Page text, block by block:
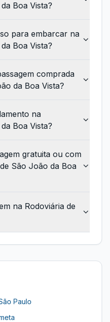
Boa Vista?
para embarcar na
Boa Vista?
comprada
da Boa Vista?
na
Boa Vista?
gratuita ou com
São João da Boa
na Rodoviária de
Paulo